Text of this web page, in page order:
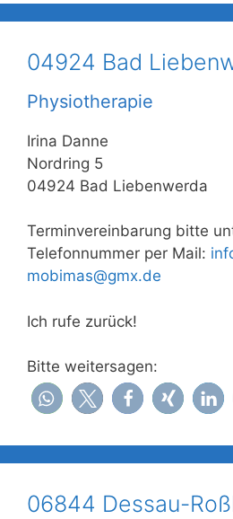
04924 Bad
Physiotherapie
Irina Danne
Nordring 5
04924 Bad Liebenwerda
Terminvereinbarung bitte
Telefonnummer per Mail:
mobimas@gmx.de
Ich rufe zurück!
Bitte weitersagen:
06844 Dessau-